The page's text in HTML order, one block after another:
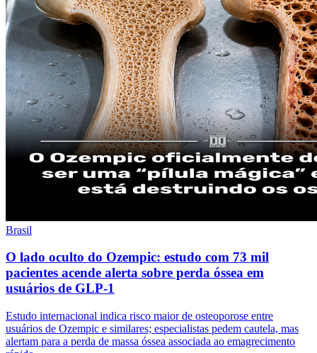
Brasil
O lado oculto do Ozempic: estudo com 73 mil
pacientes acende alerta sobre perda óssea em
usuários de GLP-1
Estudo internacional indica risco maior de osteoporose entre
usuários de Ozempic e similares; especialistas pedem cautela, mas
alertam para a perda de massa óssea associada ao emagrecimento